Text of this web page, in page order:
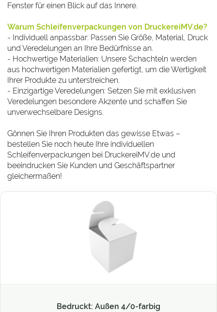
Fenster für einen Blick auf das Innere.
Warum Schleifenverpackungen von DruckereiMV.de?
- Individuell anpassbar: Passen Sie Größe, Material, Druck
und Veredelungen an Ihre Bedürfnisse an.
- Hochwertige Materialien: Unsere Schachteln werden
aus hochwertigen Materialien gefertigt, um die Wertigkeit
Ihrer Produkte zu unterstreichen.
- Einzigartige Veredelungen: Setzen Sie mit exklusiven
Veredelungen besondere Akzente und schaffen Sie
unverwechselbare Designs.
Gönnen Sie Ihren Produkten das gewisse Etwas –
bestellen Sie noch heute Ihre individuellen
Schleifenverpackungen bei DruckereiMV.de und
beeindrucken Sie Kunden und Geschäftspartner
gleichermaßen!
Bedruckt: Außen 4/0-farbig